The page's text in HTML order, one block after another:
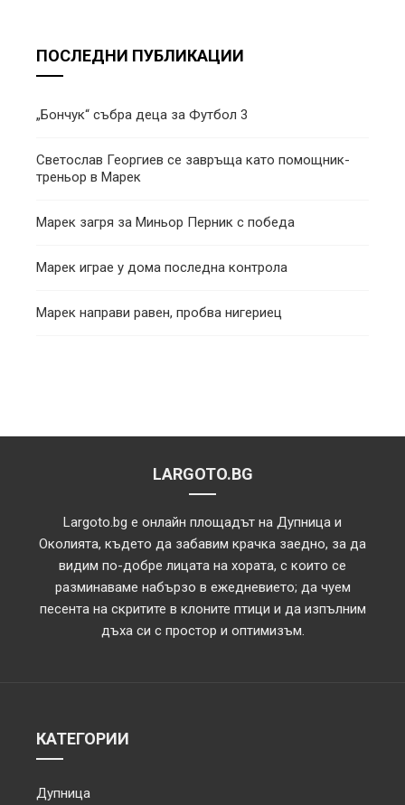
ПОСЛЕДНИ ПУБЛИКАЦИИ
„Бончук“ събра деца за Футбол 3
Светослав Георгиев се завръща като помощник-
треньор в Марек
Марек загря за Миньор Перник с победа
Марек играе у дома последна контрола
Марек направи равен, пробва нигериец
LARGOTO.BG
Largoto.bg е онлайн площадът на Дупница и
Околията, където да забавим крачка заедно, за да
видим по-добре лицата на хората, с които се
разминаваме набързо в ежедневието; да чуем
песента на скритите в клоните птици и да изпълним
дъха си с простор и оптимизъм.
КАТЕГОРИИ
Дупница